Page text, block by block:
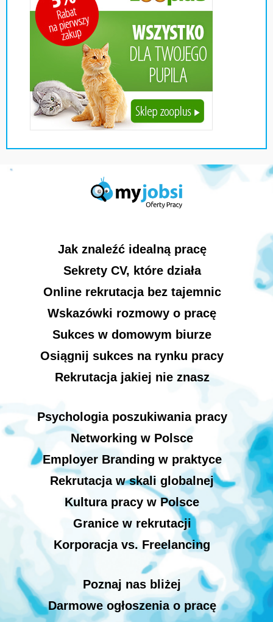
Jak znaleźć idealną pracę
Sekrety CV, które działa
Online rekrutacja bez tajemnic
Wskazówki rozmowy o pracę
Sukces w domowym biurze
Osiągnij sukces na rynku pracy
Rekrutacja jakiej nie znasz
Psychologia poszukiwania pracy
Networking w Polsce
Employer Branding w praktyce
Rekrutacja w skali globalnej
Kultura pracy w Polsce
Granice w rekrutacji
Korporacja vs. Freelancing
Poznaj nas bliżej
Darmowe ogłoszenia o pracę